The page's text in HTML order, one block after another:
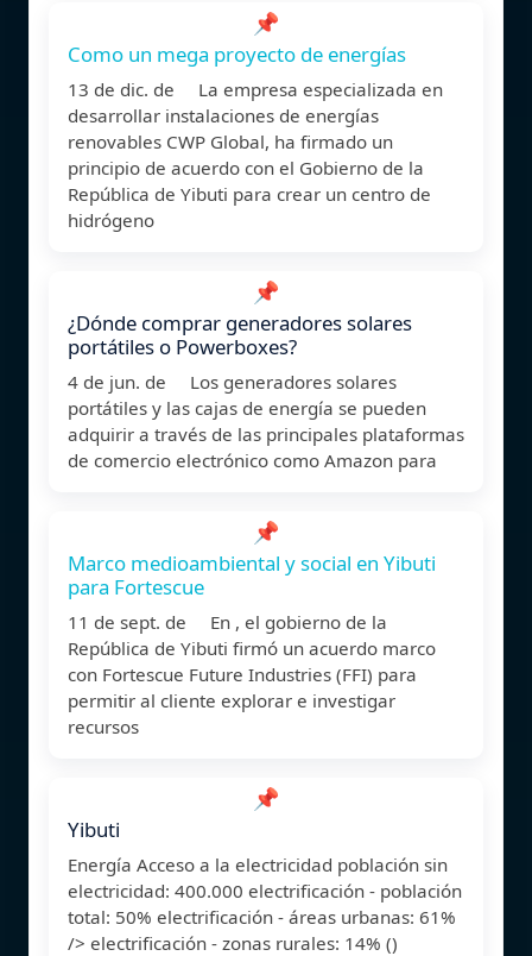
📌
Como un mega proyecto de energías
13 de dic. de La empresa especializada en
desarrollar instalaciones de energías
renovables CWP Global, ha firmado un
principio de acuerdo con el Gobierno de la
República de Yibuti para crear un centro de
hidrógeno
📌
¿Dónde comprar generadores solares
portátiles o Powerboxes?
4 de jun. de Los generadores solares
portátiles y las cajas de energía se pueden
adquirir a través de las principales plataformas
de comercio electrónico como Amazon para
📌
Marco medioambiental y social en Yibuti
para Fortescue
11 de sept. de En , el gobierno de la
República de Yibuti firmó un acuerdo marco
con Fortescue Future Industries (FFI) para
permitir al cliente explorar e investigar
recursos
📌
Yibuti
Energía Acceso a la electricidad población sin
electricidad: 400.000 electrificación - población
total: 50% electrificación - áreas urbanas: 61%
/> electrificación - zonas rurales: 14% ()